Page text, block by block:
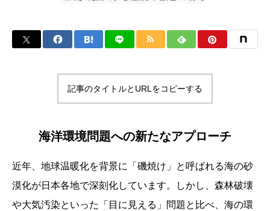
記事のタイトルとURLをコピーする
海洋環境問題への新たなアプローチ
近年、地球温暖化を背景に「磯焼け」と呼ばれる海の砂
漠化が日本各地で深刻化しています。しかし、森林破壊
や大気汚染といった「目に見える」問題と比べ、海の環